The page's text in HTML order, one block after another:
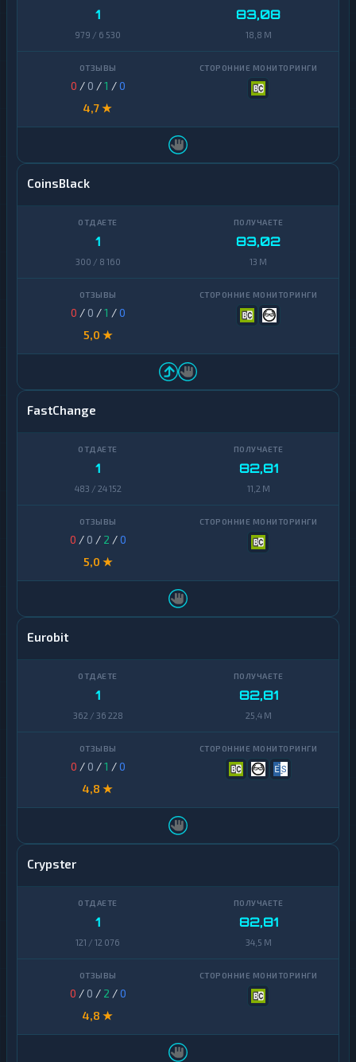
1
979 / 6 530
83,08
18,8 M
0 / 0 /1 /0
4,7 ★
CoinsBlack
1
300 / 8 160
83,02
13 M
0 / 0 /1 /0
5,0 ★
FastChange
1
483 / 24 152
82,81
11,2 M
0 / 0 / 2 /0
5,0 ★
Eurobit
1
362 / 36 228
82,81
25,4 M
0 / 0 /1 /0
4,8 ★
Crypster
1
121 / 12 076
82,81
34,5 M
0 / 0 / 2 /0
4,8 ★